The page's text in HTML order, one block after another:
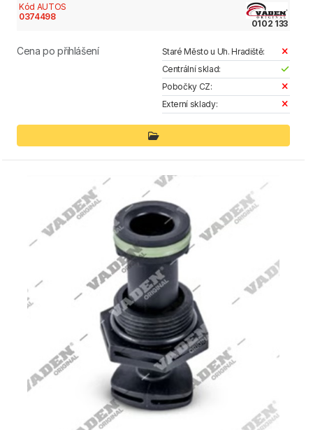
Kód AUTOS
0374498
0102 133
Cena po přihlášení
Staré Město u Uh. Hradiště:
Centrální sklad:
Pobočky CZ:
Externí sklady: